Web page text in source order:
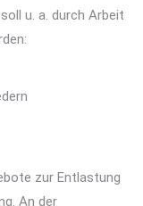
u. a. durch Arbeit
zur Entlastung
An der